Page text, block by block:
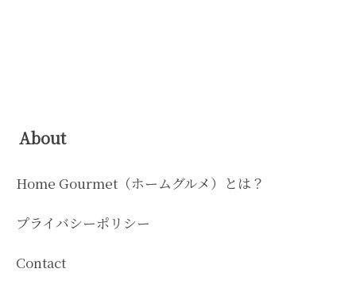
About
Home Gourmet（ホームグルメ）とは？
プライバシーポリシー
Contact